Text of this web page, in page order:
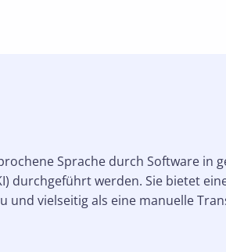
Sprache durch Software in
werden. Sie bietet
und vielseitig als eine manuelle